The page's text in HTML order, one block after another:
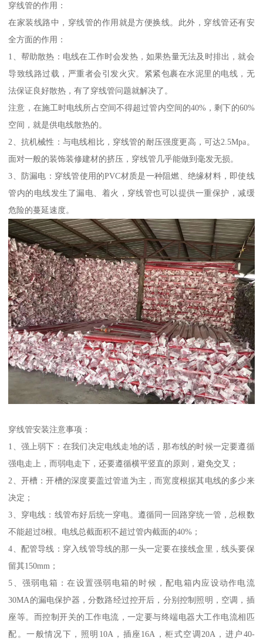
穿线管的作用：
在家装线路中，穿线管的作用就是方便换线。此外，穿线管还有安
全方面的作用：
1、帮助散热：电线在工作时会发热，如果热量无法及时排出，就会
导致线路过载，严重者会引发火灾。紧紧包裹在水泥里的电线，无
法保证良好散热，有了穿线管问题就解决了。
注意，在施工时电线所占空间不得超过管内空间的40%，剩下的60%
空间，就是供电线散热的。
2、抗机械性：与电线相比，穿线管的耐压强度更高，可达2.5Mpa。
面对一般的装饰装修建材的挤压，穿线管几乎能做到毫发无损。
3、防漏电：穿线管使用的PVC材质是一种阻燃、绝缘材料，即使线
管内的电线发生了漏电、着火，穿线管也可以提供一重保护，减缓
危险的蔓延速度。
穿线管安装注意事项：
1、强上弱下：在我们决定电线走地的话，那布线的时候一定要遵循
强电走上，而弱电走下，还要遵循横平竖直的原则，避免交叉；
2、开槽：开槽的深度要盖过管道为主，而宽度根据其电线的多少来
决定；
3、穿电线：线管布好后统一穿电。遵循同一回路穿统一管，总根数
不能超过8根。电线总截面积不超过管内截面的40%；
4、配管导线：穿入线管导线的那一头一定要在接线盒里，线头要保
留其150mm；
5、强弱电箱：在设置强弱电箱的时候，配电箱内应设动作电流
30MA的漏电保护器，分数路经过控开后，分别控制照明，空调，插
座等。而控制开关的工作电流，一定要与终端电器大工作电流相匹
配。一般情况下，照明10A，插座16A，柜式空调20A，进户40-